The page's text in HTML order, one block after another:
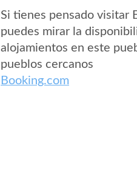
Si tienes pensado visitar
puedes mirar la
alojamientos en este
pueblos cercanos
Booking.com